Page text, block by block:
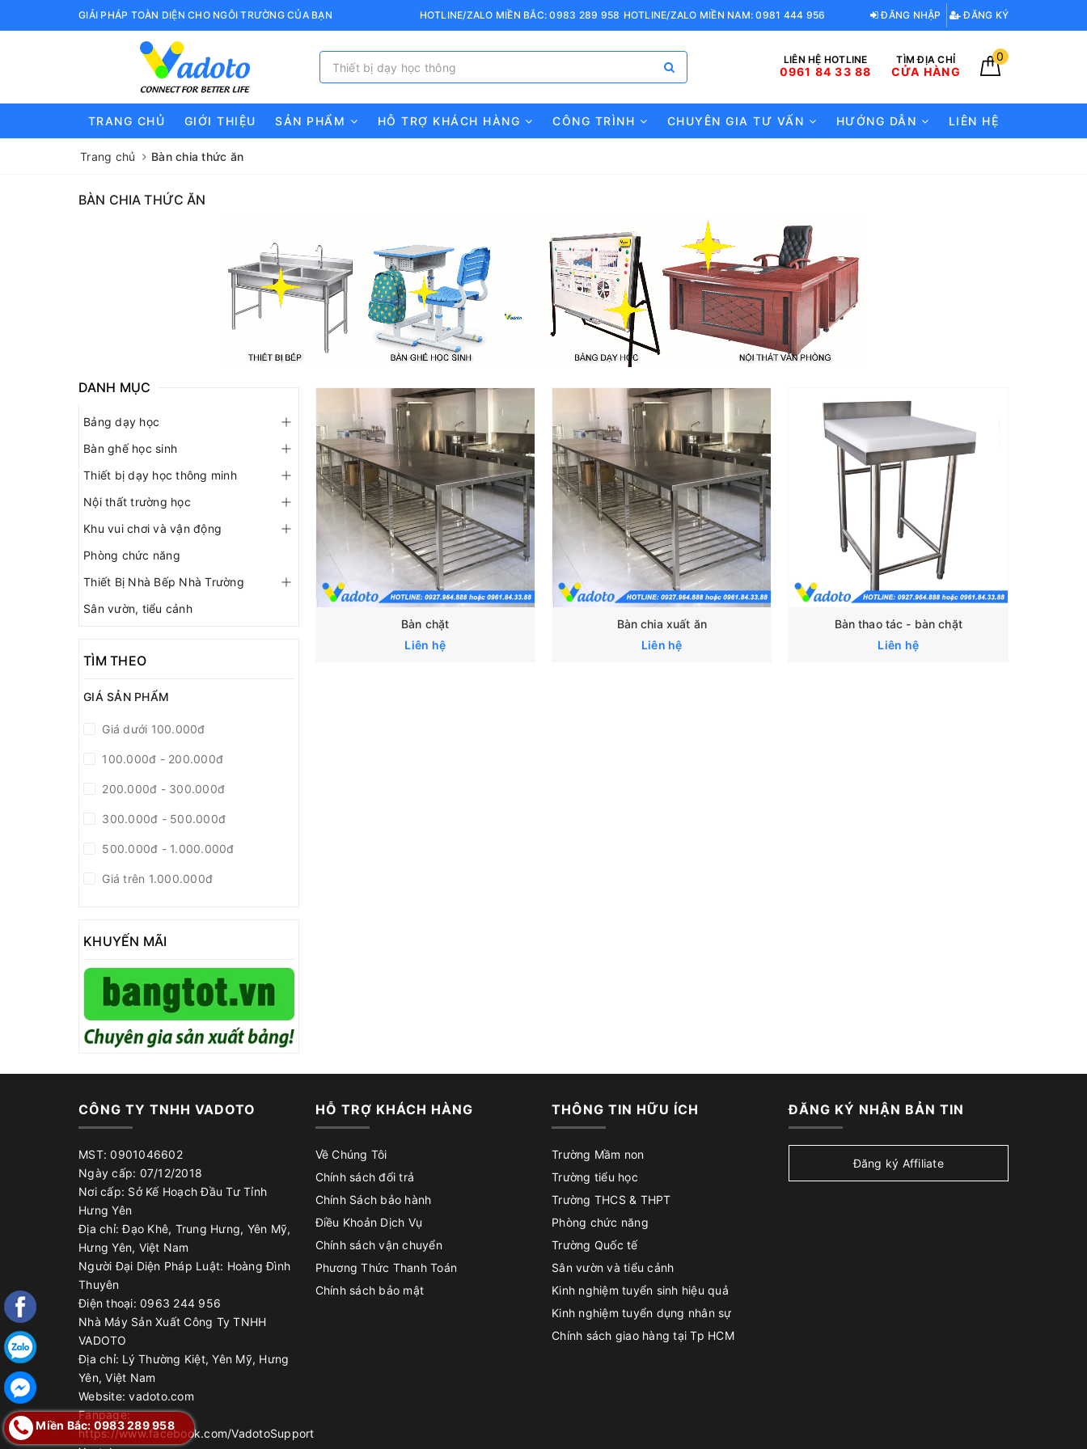
GIẢI PHÁP TOÀN DIỆN CHO NGÔI TRƯỜNG CỦA BẠN HOTLINE/ZALO MIỀN BẮC: 0983 289 958 HOTLINE/ZALO MIỀN NAM: 0981 444 956 ĐĂNG NHẬP ĐĂNG KÝ
LIÊN HỆ HOTLINE
0961 84 33 88
TÌM ĐỊA CHỈ
CỬA HÀNG
0
TRANG CHỦ GIỚI THIỆU SẢN PHẨM HỖ TRỢ KHÁCH HÀNG CÔNG TRÌNH CHUYÊN GIA TƯ VẤN HƯỚNG DẪN LIÊN HỆ
Trang chủ Bàn chia thức ăn
BÀN CHIA THỨC ĂN
Bàn chặt
Liên hệ
Bàn chia xuất ăn
Liên hệ
Bàn thao tác - bàn chặt
Liên hệ
DANH MỤC
Bảng dạy học
Bàn ghế học sinh
Thiết bị dạy học thông minh
Nội thất trường học
Khu vui chơi và vận động
Phòng chức năng
Thiết Bị Nhà Bếp Nhà Trường
Sân vườn, tiểu cảnh
TÌM THEO
GIÁ SẢN PHẨM
Giá dưới 100.000đ
100.000đ - 200.000đ
200.000đ - 300.000đ
300.000đ - 500.000đ
500.000đ - 1.000.000đ
Giá trên 1.000.000đ
KHUYẾN MÃI
CÔNG TY TNHH VADOTO
MST: 0901046602
Ngày cấp: 07/12/2018
Nơi cấp: Sở Kế Hoạch Đầu Tư Tỉnh
Hưng Yên
Địa chỉ: Đạo Khê, Trung Hưng, Yên Mỹ,
Hưng Yên, Việt Nam
Người Đại Diện Pháp Luật: Hoàng Đình
Thuyên
Điện thoại: 0963 244 956
Nhà Máy Sản Xuất Công Ty TNHH
VADOTO
Địa chỉ: Lý Thường Kiệt, Yên Mỹ, Hưng
Yên, Việt Nam
Website: vadoto.com
Fanpage:
https://www.facebook.com/VadotoSupport
HỖ TRỢ KHÁCH HÀNG
Về Chúng Tôi
Chính sách đổi trả
Chính Sách bảo hành
Điều Khoản Dịch Vụ
Chính sách vận chuyển
Phương Thức Thanh Toán
Chính sách bảo mật
THÔNG TIN HỮU ÍCH
Trường Mầm non
Trường tiểu học
Trường THCS & THPT
Phòng chức năng
Trường Quốc tế
Sân vườn và tiểu cảnh
Kinh nghiệm tuyển sinh hiệu quả
Kinh nghiệm tuyển dụng nhân sự
Chính sách giao hàng tại Tp HCM
ĐĂNG KÝ NHẬN BẢN TIN
Đăng ký Affiliate
Miền Bắc: 0983 289 958